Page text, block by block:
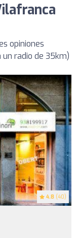
opiniones
radio de 35km)
4.8 (40)